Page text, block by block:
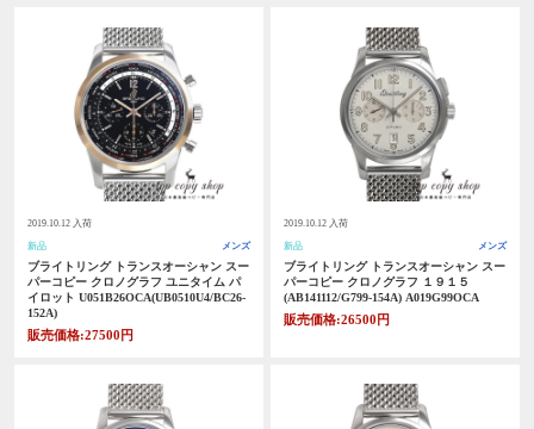
2019.10.12 入荷
新品 メンズ
ブライトリング トランスオーシャン スー
パーコピー クロノグラフ ユニタイム パ
イロット U051B26OCA(UB0510U4/BC26-
152A)
販売価格:27500円
2019.10.12 入荷
新品 メンズ
ブライトリング トランスオーシャン スー
パーコピー クロノグラフ １９１５
(AB141112/G799-154A) A019G99OCA
販売価格:26500円